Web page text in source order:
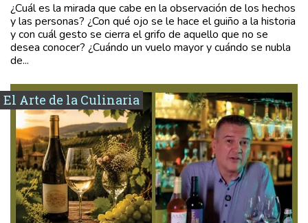
¿Cuál es la mirada que cabe en la observación de los hechos
y las personas? ¿Con qué ojo se le hace el guiño a la historia
y con cuál gesto se cierra el grifo de aquello que no se
desea conocer? ¿Cuándo un vuelo mayor y cuándo se nubla
de...
El Arte de la Culinaria